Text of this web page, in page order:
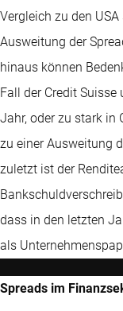
Vergleich zu den
Ausweitung der
hinaus können
Fall der Credit
Jahr, oder zu stark in
zu einer Ausweitung
zuletzt ist der
dass in den letzten
als
Spreads im